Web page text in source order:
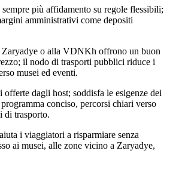
più affidamento su regole flessibili;
amministrativi come depositi
o alla VDNKh offrono un buon
il nodo di trasporti pubblici riduce i
musei ed eventi.
offerte dagli host; soddisfa le esigenze dei
conciso, percorsi chiari verso
di trasporto.
i viaggiatori a risparmiare senza
ai musei, alle zone vicino a Zaryadye,